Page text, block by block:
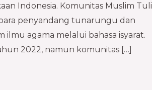
Indonesia. Komunitas Muslim Tuli
penyandang tunarungu dan
agama melalui bahasa isyarat.
2022, namun komunitas […]